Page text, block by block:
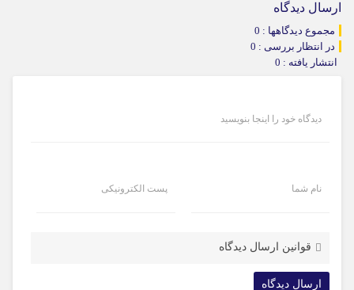
ارسال دیدگاه
مجموع دیدگاهها : 0
در انتظار بررسی : 0
انتشار یافته : 0
دیدگاه خود را اینجا بنویسید
نام شما پست الکترونیکی
قوانین ارسال دیدگاه